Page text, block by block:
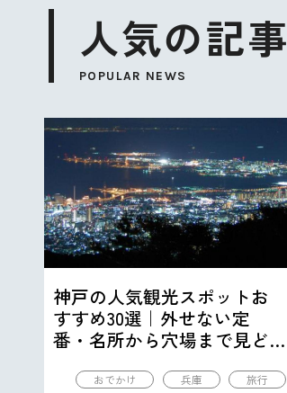
人気の記事
POPULAR NEWS
神戸の人気観光スポットお
すすめ30選｜外せない定
番・名所から穴場まで見ど
おでかけ 兵庫 旅行